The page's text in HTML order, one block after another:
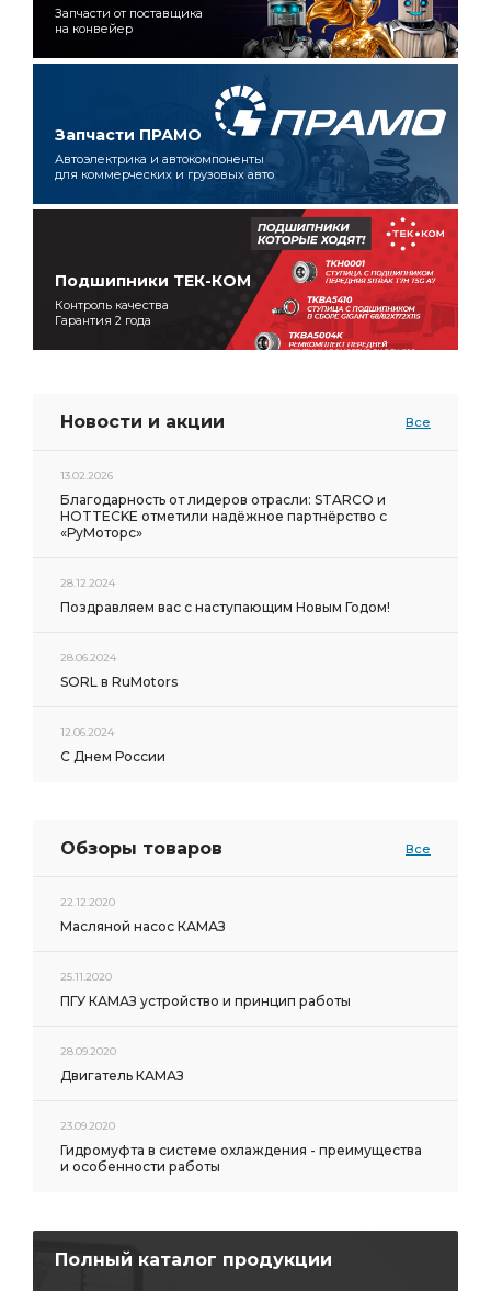
Запчасти от поставщика
на конвейер
Запчасти ПРАМО
Автоэлектрика и автокомпоненты
для коммерческих и грузовых авто
Подшипники ТЕК-КОМ
Контроль качества
Гарантия 2 года
Новости и акции Все
13.02.2026
Благодарность от лидеров отрасли: STARCO и
HOTTECKE отметили надёжное партнёрство с
«РуМоторс»
28.12.2024
Поздравляем вас с наступающим Новым Годом!
28.06.2024
SORL в RuMotors
12.06.2024
С Днем России
Обзоры товаров Все
22.12.2020
Масляной насос КАМАЗ
25.11.2020
ПГУ КАМАЗ устройство и принцип работы
28.09.2020
Двигатель КАМАЗ
23.09.2020
Гидромуфта в системе охлаждения - преимущества
и особенности работы
Полный каталог продукции